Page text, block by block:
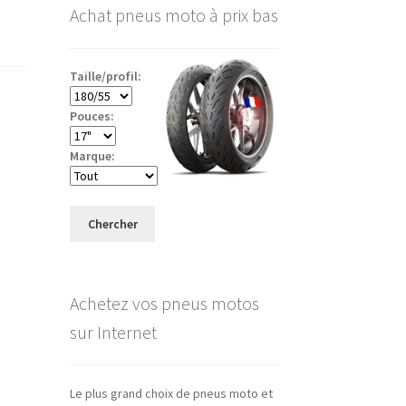
Achat pneus moto à prix bas
Taille/profil:
Pouces:
Marque:
Chercher
Achetez vos pneus motos
sur Internet
Le plus grand choix de pneus moto et